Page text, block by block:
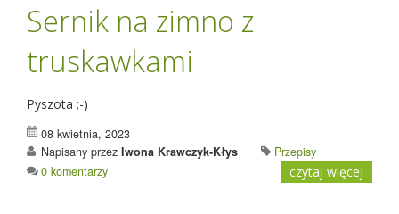
Sernik na zimno z
truskawkami
Pyszota ;-)
08 kwietnia, 2023
Napisany przez Iwona Krawczyk-Kłys
Przepisy
0 komentarzy
czytaj więcej